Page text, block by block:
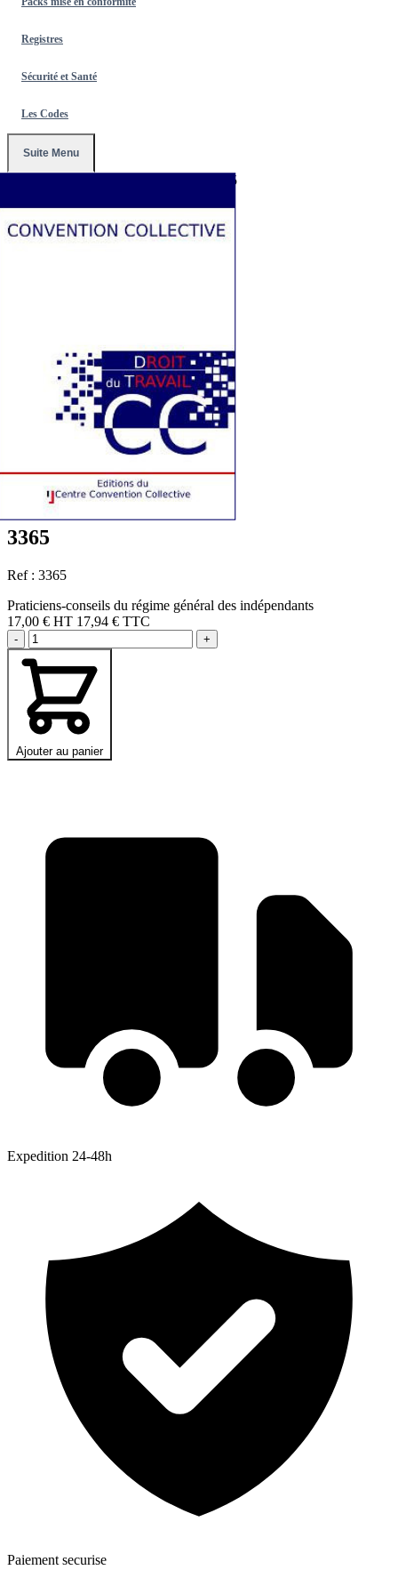
Registres
Sécurité et Santé
Les Codes
Suite Menu
3365
3365
Ref : 3365
Praticiens-conseils du régime général des indépendants
17,00 € HT 17,94 € TTC
- +
Ajouter au panier
Expedition 24-48h
Paiement securise